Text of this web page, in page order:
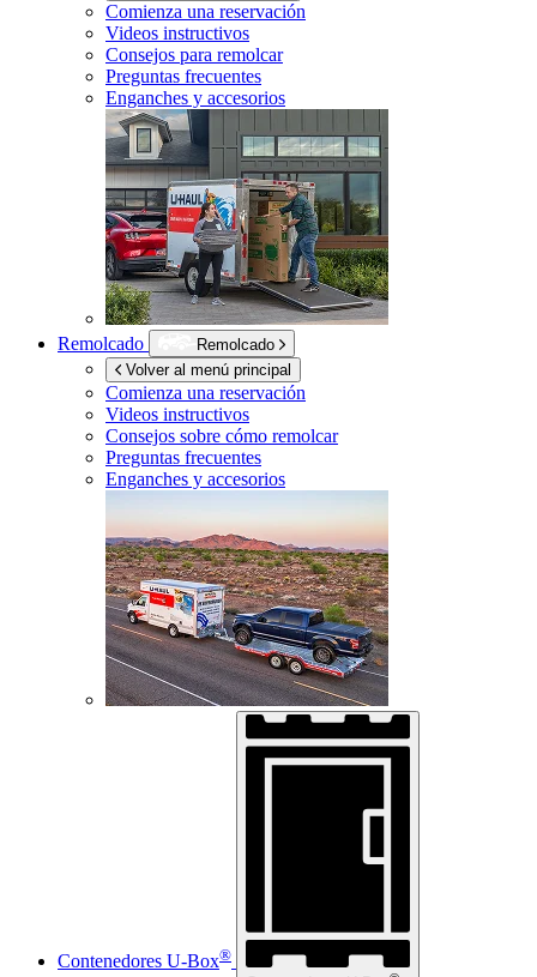
Comienza una reservación
Videos instructivos
Consejos para remolcar
Preguntas frecuentes
Enganches y accesorios
Remolcado
Remolcado
Volver al menú principal
Comienza una reservación
Videos instructivos
Consejos sobre cómo remolcar
Preguntas frecuentes
Enganches y accesorios
Contenedores U-Box®